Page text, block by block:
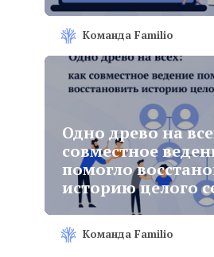
Команда Familio
Одно древо на
совместное
помогло
историю целого
Команда Familio